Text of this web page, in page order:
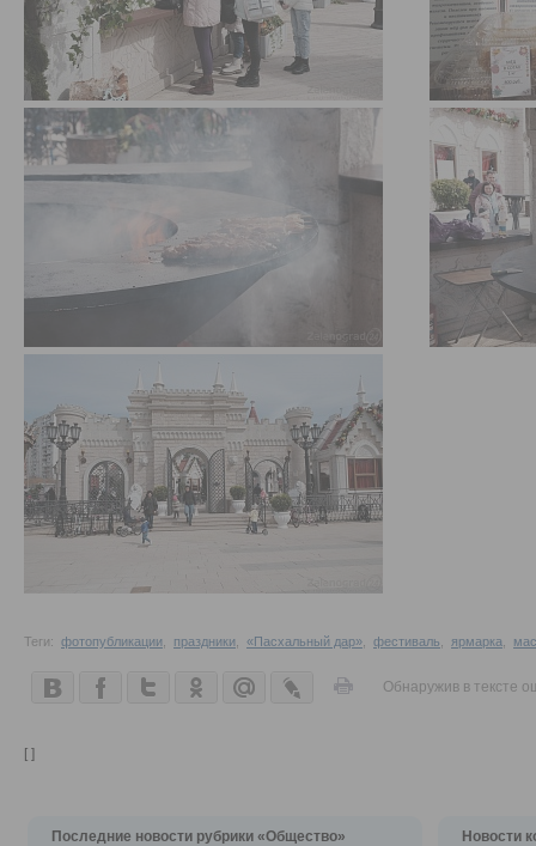
Теги: фотопубликации праздники «Пасхальный дар» фестиваль ярмарка
Обнаружив в тексте
[ ]
Последние новости рубрики «Общество» Новости